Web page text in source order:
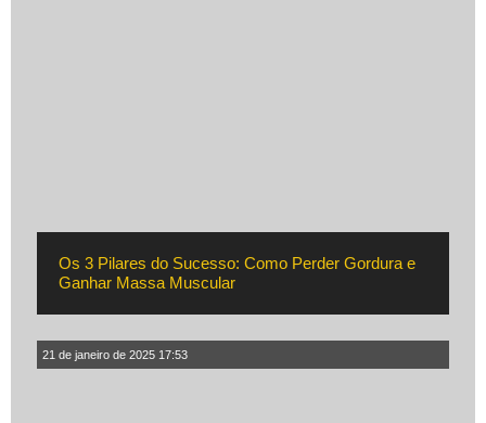
Os 3 Pilares do Sucesso: Como Perder Gordura e
Ganhar Massa Muscular
21 de janeiro de 2025 17:53